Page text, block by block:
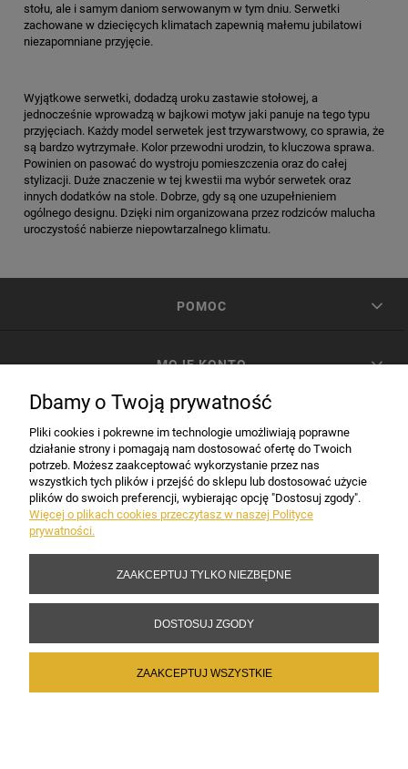
stołu, ale i samym daniom serwowanym w tym dniu. Serwetki
zachowane w dziecięcych klimatach zapewnią małemu jubilatowi
niezapomniane przyjęcie.
Wyjątkowe serwetki, dodadzą uroku zastawie stołowej, a
jednocześnie wprowadzą w bajkowi motyw jaki panuje na tego typu
przyjęciach. Każdy model serwetek jest trzywarstwowy, co sprawia, że
są bardzo wytrzymałe. Kolor przewodni urodzin, to kluczowa sprawa.
Powinien on pasować do wystroju pomieszczenia oraz do całej
stylizacji. Duże znaczenie w tej kwestii ma wybór serwetek oraz
innych dodatków na stole. Dobrze, gdy są one uzupełnieniem
ogólnego designu. Dzięki nim organizowana przez rodziców malucha
uroczystość nabierze niepowtarzalnego klimatu.
POMOC
MOJE KONTO
INFORMACJE
Copyright 2017-2026 Sakramento.pl
Dbamy o Twoją prywatność
Pliki cookies i pokrewne im technologie umożliwiają poprawne
działanie strony i pomagają nam dostosować ofertę do Twoich
potrzeb. Możesz zaakceptować wykorzystanie przez nas
wszystkich tych plików i przejść do sklepu lub dostosować użycie
plików do swoich preferencji, wybierając opcję "Dostosuj zgody".
Więcej o plikach cookies przeczytasz w naszej Polityce
prywatności.
ZAAKCEPTUJ TYLKO NIEZBĘDNE
DOSTOSUJ ZGODY
ZAAKCEPTUJ WSZYSTKIE